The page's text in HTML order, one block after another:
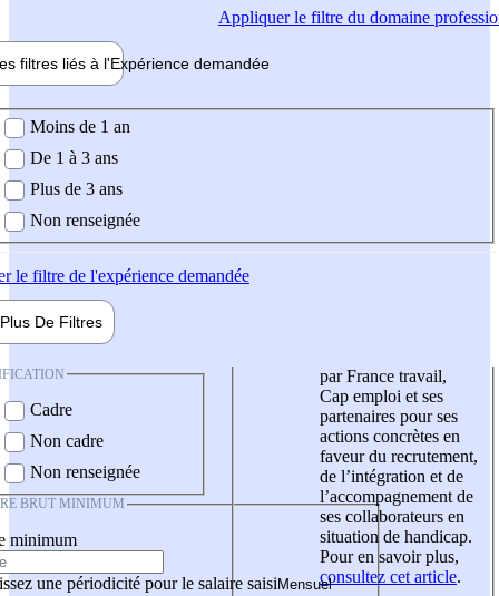
Appliquerle filtre du domaine
filtres liés à l'Expérience demandée
demandée
Moins de 1 an
De 1 à 3 ans
Plus de 3 ans
Non renseignée
le filtre de l'expérience demandée
Plus De Filtres
Cadre
Non cadre
Non renseignée
BRUT MINIMUM
minimum
une périodicité pour le salaire saisi
par France travail,
Cap emploi et ses
partenaires pour ses
actions concrètes en
faveur du recrutement,
de l’intégration et de
l’accompagnement de
ses collaborateurs en
situation de handicap.
Pour en savoir plus,
consultez cet article.